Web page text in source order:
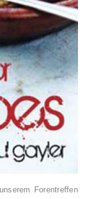
Forentreffen